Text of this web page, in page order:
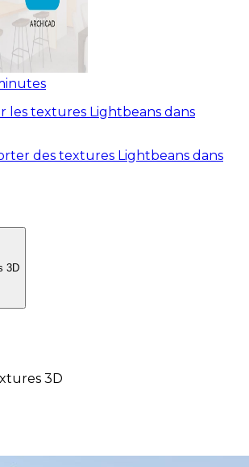
les textures Lightbeans dans
des textures Lightbeans dans
3D
3D